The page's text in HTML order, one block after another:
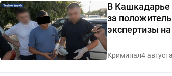
В Кашкадарье
за
экспертизы
Криминал4